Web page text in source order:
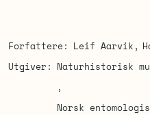
Forfattere Leif Aarvik
Utgiver
Naturhistorisk
Norsk